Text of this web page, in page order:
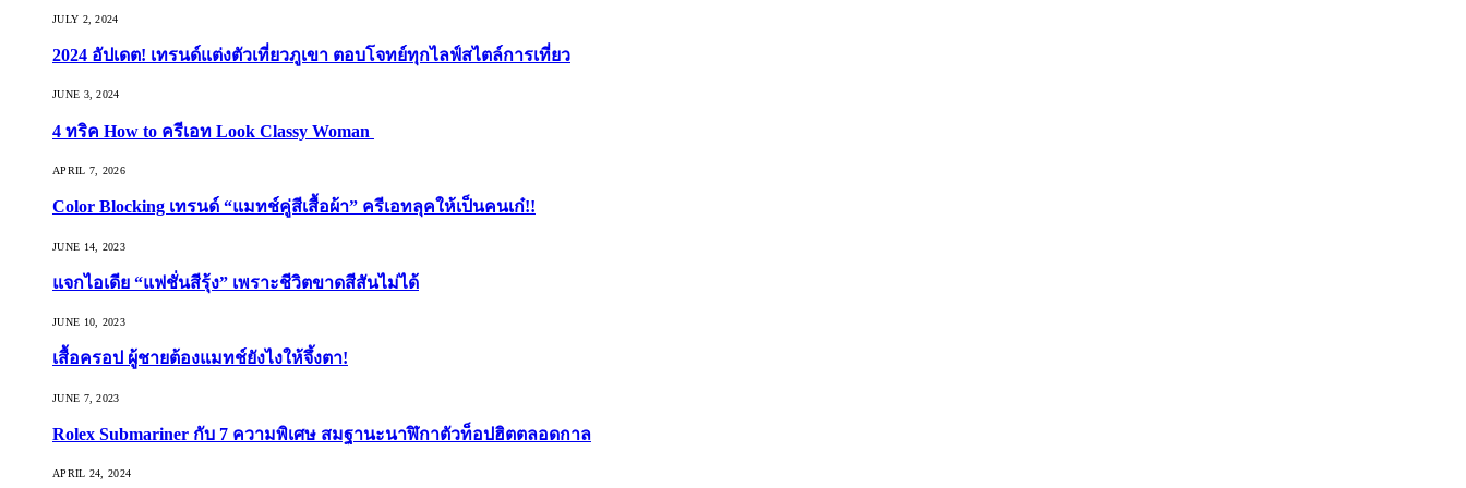
JULY 2, 2024
2024 อัปเดต! เทรนด์แต่งตัวเที่ยวภูเขา ตอบโจทย์ทุกไลฟ์สไตล์การเที่ยว
JUNE 3, 2024
4 ทริค How to ครีเอท Look Classy Woman
APRIL 7, 2026
Color Blocking เทรนด์ “แมทช์คู่สีเสื้อผ้า” ครีเอทลุคให้เป็นคนเก๋!!
JUNE 14, 2023
แจกไอเดีย “แฟชั่นสีรุ้ง” เพราะชีวิตขาดสีสันไม่ได้
JUNE 10, 2023
เสื้อครอป ผู้ชายต้องแมทช์ยังไงให้จึ้งตา!
JUNE 7, 2023
Rolex Submariner กับ 7 ความพิเศษ สมฐานะนาฬิกาตัวท็อปฮิตตลอดกาล
APRIL 24, 2024